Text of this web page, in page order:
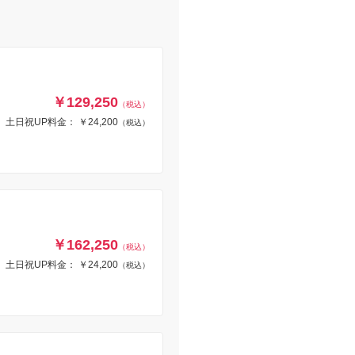
￥129,250 （税込）
土日祝UP料金： ￥24,200 （税込）
￥162,250 （税込）
土日祝UP料金： ￥24,200 （税込）